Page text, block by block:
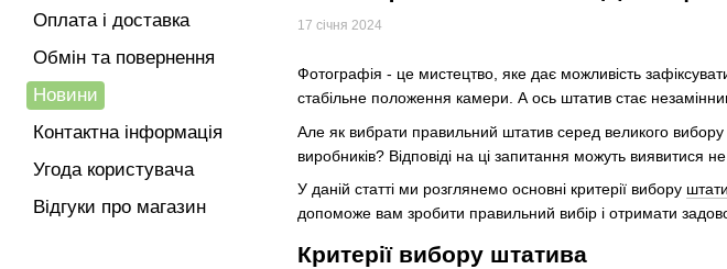
17 січня 2024
Фотографія - це мистецтво, яке дає можливість
стабільне положення камери. А ось штатив стає
Але як вибрати правильний штатив серед великого вибору
виробників? Відповіді на ці запитання можуть виявитися
У даній статті ми розглянемо основні критерії вибору
допоможе вам зробити правильний вибір і отримати
Критерії вибору штатива
Оплата і доставка
Обмін та повернення
Новини
Контактна інформація
Угода користувача
Відгуки про магазин